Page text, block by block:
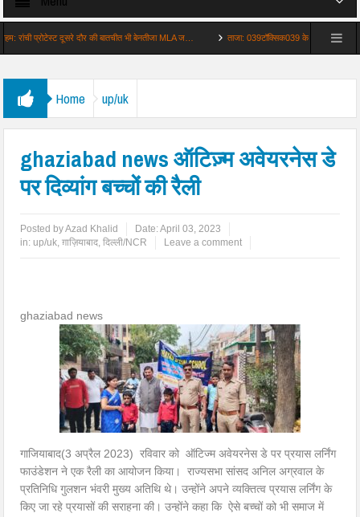
प्रोटेस्ट दूसरे दौर की बातचीत भी बेनतीजा MLA ज… ताजा: 039टॉक्सिक039 के ट्रेलर से गायब हुए
Home up/uk
ghaziabad news ऑटिज़्म अवेयरनेस डे
पर दिव्यांग बच्चों की रैली
Posted byAzad Khalid Date:April 03, 2023
in: up/uk,ग़ाज़ियाबाद,दिल्ली/NCR Leave a comment
ghaziabad news
गाजियाबाद(3 अप्रैल 2023) रविवार को ऑटिज्म अवेयरनेस डे पर प्रयास लर्निंग
फाउंडेशन ने एक रैली का आयोजन किया। राज्यसभा सांसद अनिल अग्रवाल के
प्रतिनिधि गुलशन भंवरी मुख्य अतिथि थे। उन्होंने अपने व्यक्तित्व प्रयास लर्निंग के
किए जा रहे प्रयासों की सराहना की। उन्होंने कहा कि ऐसे बच्चों को भी समाज में